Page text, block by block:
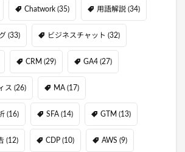
Chatwork (35) 用語解説 (34)
(33) ビジネスチャット (32)
CRM (29) GA4 (27)
ス (26) MA (17)
(16) SFA (14) GTM (13)
(12) CDP (10) AWS (9)